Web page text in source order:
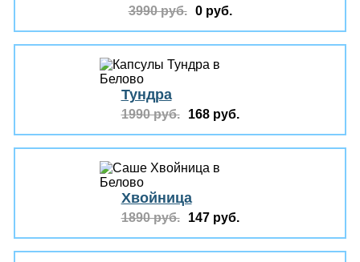
3990 руб. 0 руб.
Тундра
1990 руб. 168 руб.
Хвойница
1890 руб. 147 руб.